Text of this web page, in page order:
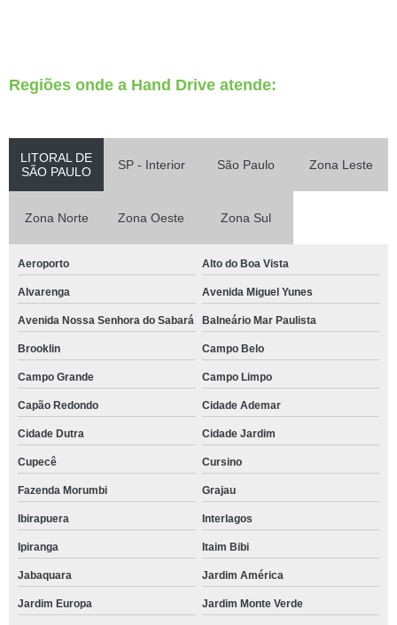
Regiões onde a Hand Drive atende:
LITORAL DE
SÃO PAULO
SP - Interior São Paulo Zona Leste
Zona Norte Zona Oeste Zona Sul
Aeroporto Alto do Boa Vista
Alvarenga Avenida Miguel Yunes
Avenida Nossa Senhora do Sabará Balneário Mar Paulista
Brooklin Campo Belo
Campo Grande Campo Limpo
Capão Redondo Cidade Ademar
Cidade Dutra Cidade Jardim
Cupecê Cursino
Fazenda Morumbi Grajau
Ibirapuera Interlagos
Ipiranga Itaim Bibi
Jabaquara Jardim América
Jardim Europa Jardim Monte Verde